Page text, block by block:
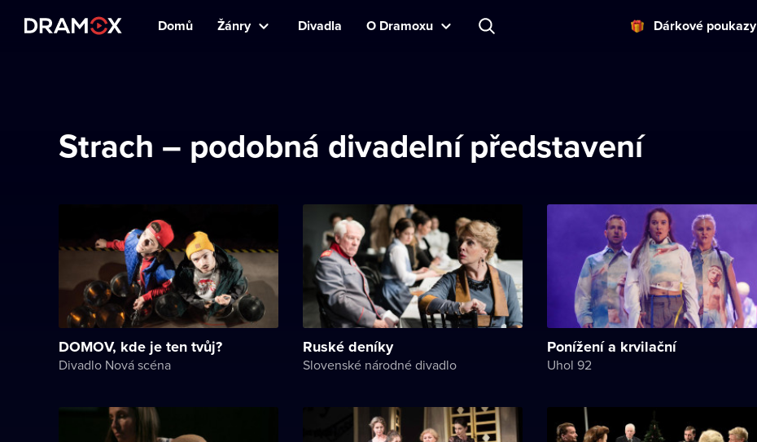
Domů Žánry Divadla O Dramoxu Dárkové poukazy
Strach – podobná divadelní představení
DOMOV, kde je ten tvůj?
Divadlo Nová scéna
Ruské deníky
Slovenské národné divadlo
Ponížení a krvilační
Uhol 92